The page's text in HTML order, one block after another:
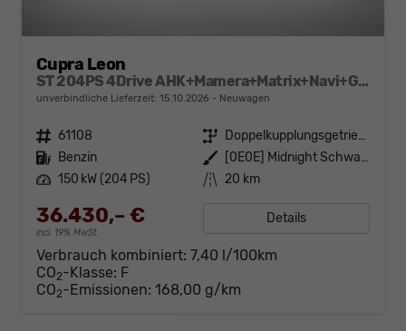
Cupra Leon
ST 204PS 4Drive AHK+Mamera+Matrix+Navi+GV4+Kessy+Parklenk+Alarm
unverbindliche Lieferzeit: 15.10.2026 Neuwagen
Fahrzeugnr. 61108 Getriebe
Doppelkupplungsgetriebe (DSG)
Kraftstoff Benzin Außenfarbe
[0E0E] Midnight Schwarz Metallic
Leistung 150 kW (204 PS) Kilometerstand 20 km
36.430,– €
incl. 19% MwSt.
Details
Verbrauch kombiniert: 7,40 l/100km
CO2-Klasse: F
CO2-Emissionen: 168,00 g/km